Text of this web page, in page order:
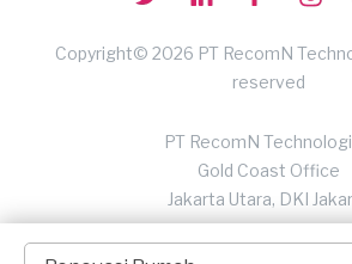
Copyright© 2026 PT RecomN
reserved
PT RecomN
Gold Coast Office
Jakarta Utara, DKI